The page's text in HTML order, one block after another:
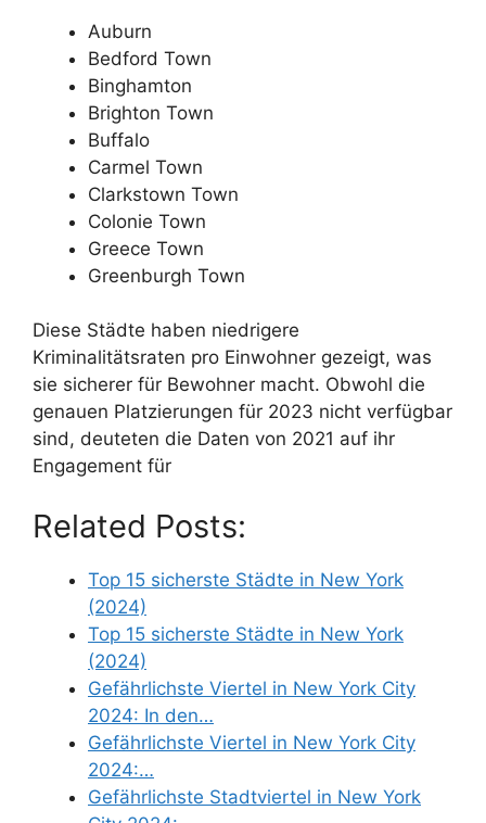
Auburn
Bedford Town
Binghamton
Brighton Town
Buffalo
Carmel Town
Clarkstown Town
Colonie Town
Greece Town
Greenburgh Town
Diese Städte haben niedrigere
Kriminalitätsraten pro Einwohner gezeigt, was
sie sicherer für Bewohner macht. Obwohl die
genauen Platzierungen für 2023 nicht verfügbar
sind, deuteten die Daten von 2021 auf ihr
Engagement für
Related Posts:
Top 15 sicherste Städte in New York
(2024)
Top 15 sicherste Städte in New York
(2024)
Gefährlichste Viertel in New York City
2024: In den…
Gefährlichste Viertel in New York City
2024:…
Gefährlichste Stadtviertel in New York